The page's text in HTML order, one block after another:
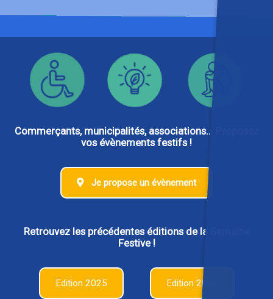
Commerçants, municipalités, associations... Proposez
vos évènements festifs !
Je propose un évènement
Retrouvez les précédentes éditions de la Semaine
Festive !
Edition 2025 Edition 2024